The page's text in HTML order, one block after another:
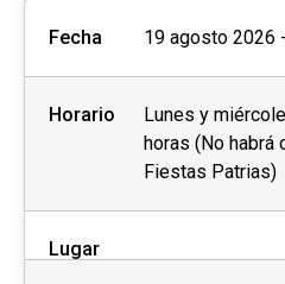
Fecha 19 agosto 2026
Horario
Lunes y
horas (No habrá
Fiestas Patrias)
Lugar